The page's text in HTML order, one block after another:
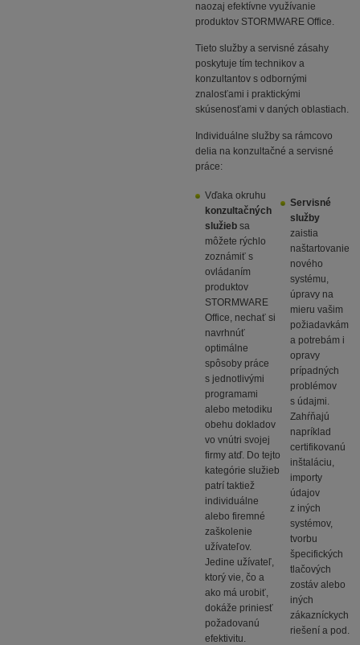
naozaj efektívne využívanie
produktov STORMWARE Office.
Tieto služby a servisné zásahy
poskytuje tím technikov a
konzultantov s odbornými
znalosťami i praktickými
skúsenosťami v daných oblastiach.
Individuálne služby sa rámcovo
delia na konzultačné a servisné
práce:
Vďaka okruhu
konzultačných
služieb sa
môžete rýchlo
zoznámiť s
ovládaním
produktov
STORMWARE
Office, nechať si
navrhnúť
optimálne
spôsoby práce
s jednotlivými
programami
alebo metodiku
obehu dokladov
vo vnútri svojej
firmy atď. Do tejto
kategórie služieb
patrí taktiež
individuálne
alebo firemné
zaškolenie
užívateľov.
Jedine užívateľ,
ktorý vie, čo a
ako má urobiť,
dokáže priniesť
požadovanú
efektivitu.
Servisné
služby
zaistia
naštartovanie
nového
systému,
úpravy na
mieru vašim
požiadavkám
a potrebám i
opravy
prípadných
problémov
s údajmi.
Zahŕňajú
napríklad
certifikovanú
inštaláciu,
importy
údajov
z iných
systémov,
tvorbu
špecifických
tlačových
zostáv alebo
iných
zákazníckych
riešení a pod.